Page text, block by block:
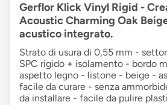
Gerflor Klick Vinyl Rigid -
Acoustic Charming Oak
acustico integrato.
Strato di usura di 0,55 mm -
SPC rigido + isolamento - bordo
aspetto legno - listone - beige -
facile da curare - senza
da installare - facile da pulire